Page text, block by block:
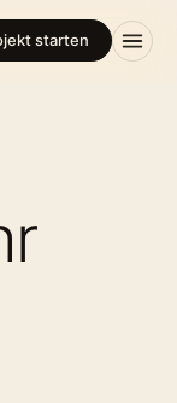
starten